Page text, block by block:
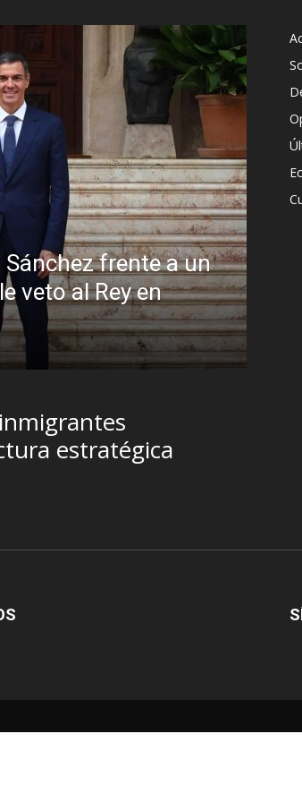
la peligrosa
sombra del Foro de São
5 agosto, 2026
estratégica